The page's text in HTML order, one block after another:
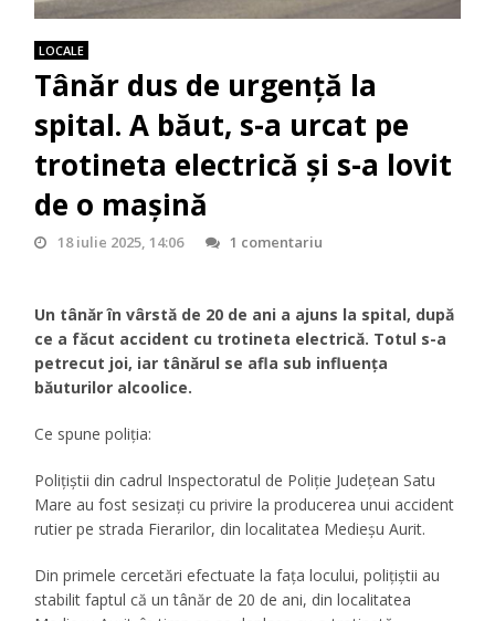
LOCALE
Tânăr dus de urgență la
spital. A băut, s-a urcat pe
trotineta electrică și s-a lovit
de o mașină
18 iulie 2025, 14:06 1 comentariu
Un tânăr în vârstă de 20 de ani a ajuns la spital, după
ce a făcut accident cu trotineta electrică. Totul s-a
petrecut joi, iar tânărul se afla sub influența
băuturilor alcoolice.
Ce spune poliția:
Polițiștii din cadrul Inspectoratul de Poliție Județean Satu
Mare au fost sesizați cu privire la producerea unui accident
rutier pe strada Fierarilor, din localitatea Medieșu Aurit.
Din primele cercetări efectuate la fața locului, polițiștii au
stabilit faptul că un tânăr de 20 de ani, din localitatea